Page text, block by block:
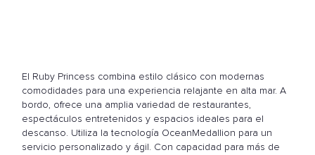
El Ruby Princess combina estilo clásico con modernas
comodidades para una experiencia relajante en alta mar. A
bordo, ofrece una amplia variedad de restaurantes,
espectáculos entretenidos y espacios ideales para el
descanso. Utiliza la tecnología OceanMedallion para un
servicio personalizado y ágil. Con capacidad para más de